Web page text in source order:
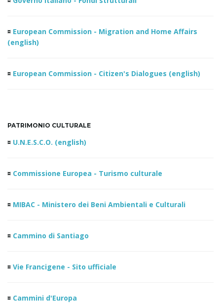
¤ European Commission - Migration and Home Affairs
(english)
¤ European Commission - Citizen's Dialogues (english)
PATRIMONIO CULTURALE
¤ U.N.E.S.C.O. (english)
¤ Commissione Europea - Turismo culturale
¤ MIBAC - Ministero dei Beni Ambientali e Culturali
¤ Cammino di Santiago
¤ Vie Francigene - Sito ufficiale
¤ Cammini d'Europa